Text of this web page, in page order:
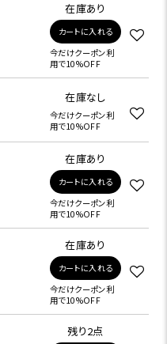
在庫あり
カートに入れる
今だけクーポン利
用で10%OFF
在庫なし
今だけクーポン利
用で10%OFF
在庫あり
カートに入れる
今だけクーポン利
用で10%OFF
在庫あり
カートに入れる
今だけクーポン利
用で10%OFF
残り2点